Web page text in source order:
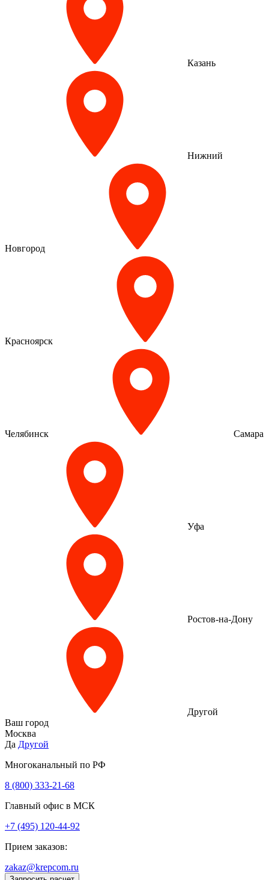
Казань
Нижний
Новгород
Красноярск
Челябинск Самара
Уфа
Ростов-на-Дону
Другой
Ваш город
Москва
Да Другой
Многоканальный по РФ
8 (800) 333‑21-68
Главный офис в МСК
+7 (495) 120-44-92
Прием заказов:
zakaz@krepcom.ru